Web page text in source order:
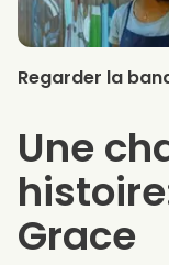
Regarder la
Une
Grace